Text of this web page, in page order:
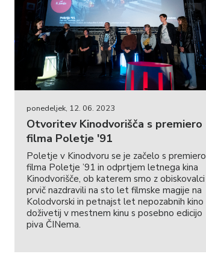
ponedeljek, 12. 06. 2023
Otvoritev Kinodvorišča s premiero
filma Poletje '91
Poletje v Kinodvoru se je začelo s premiero
filma Poletje ’91 in odprtjem letnega kina
Kinodvorišče, ob katerem smo z obiskovalci
prvič nazdravili na sto let filmske magije na
Kolodvorski in petnajst let nepozabnih kino
doživetij v mestnem kinu s posebno edicijo
piva ČINema.